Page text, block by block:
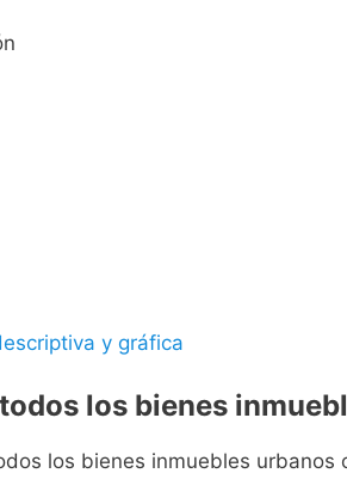
y gráfica
los bienes
los bienes inmuebles